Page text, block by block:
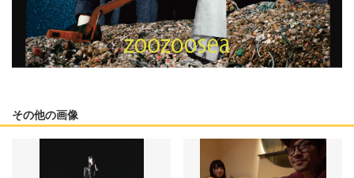
その他の画像